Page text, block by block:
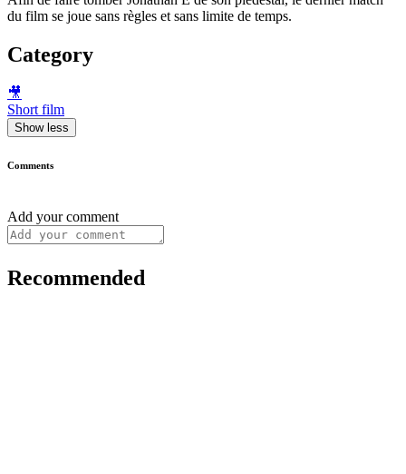
du film se joue sans règles et sans limite de temps.
Category
🎥
Short film
Show less
Comments
Add your comment
Recommended